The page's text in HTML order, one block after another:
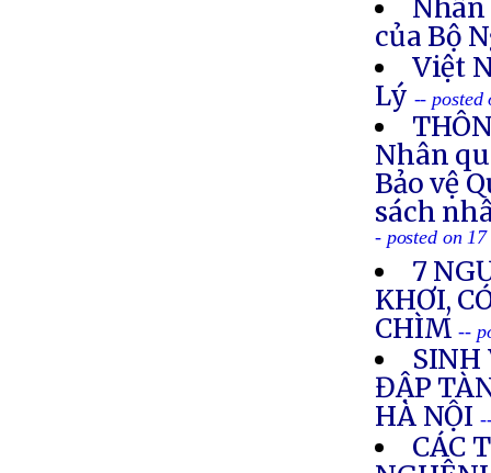
của Bộ
Việt
Lý -- posted
Nhân
Bảo vệ
sách
- posted on
7
KHƠI,
CHÌM --
SINH
ĐẬP
HÀ NỘI
CÁC